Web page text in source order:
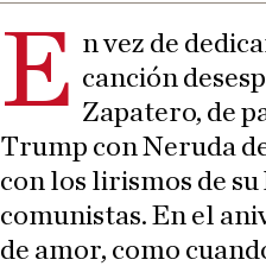
E n vez de
canción
Zapatero, de
Trump con Neruda
con los lirismos de
comunistas. En el
de amor, como